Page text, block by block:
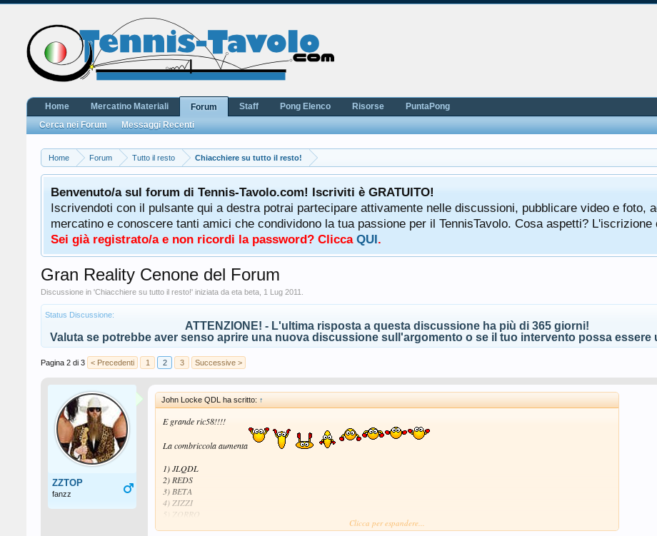
Home Forum Tutto il resto Chiacchiere su tutto il resto!
Benvenuto/a sul forum di Tennis-Tavolo.com! Iscriviti è GRATUITO!
Iscrivendoti con il pulsante qui a destra potrai partecipare attivamente nelle discussioni, pubblicare video e foto,
mercatino e conoscere tanti amici che condividono la tua passione per il TennisTavolo. Cosa aspetti? L'iscrizione
Sei già registrato/a e non ricordi la password? Clicca QUI.
Gran Reality Cenone del Forum
Discussione in 'Chiacchiere su tutto il resto!' iniziata da eta beta 1 Lug 2011
Status Discussione:
ATTENZIONE! - L'ultima risposta a questa discussione ha più di 365 giorni!
Valuta se potrebbe aver senso aprire una nuova discussione sull'argomento o se il tuo intervento possa essere
Pagina 2 di 3 < Precedenti 1 2 3 Successive >
ZZTOP
fanzz
John Locke QDL ha scritto: ↑
E grande ric58!!!!
La combriccola aumenta
1) JLQDL
2) REDS
3) BETA
4) ZIZZI
5) ZORRO
Clicca per espandere...
Home Mercatino Materiali
Forum
Cerca nei Forum
Messaggi Recenti
Staff Pong Elenco Risorse PuntaPong